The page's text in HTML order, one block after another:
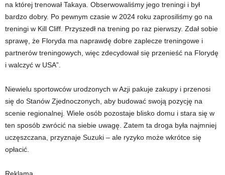
na której trenował Takaya. Obserwowaliśmy jego treningi i był
bardzo dobry. Po pewnym czasie w 2024 roku zaprosiliśmy go na
treningi w Kill Cliff. Przyszedł na trening po raz pierwszy. Zdał sobie
sprawę, że Floryda ma naprawdę dobre zaplecze treningowe i
partnerów treningowych, więc zdecydował się przenieść na Florydę
i walczyć w USA”.
Niewielu sportowców urodzonych w Azji pakuje zakupy i przenosi
się do Stanów Zjednoczonych, aby budować swoją pozycję na
scenie regionalnej. Wiele osób pozostaje blisko domu i stara się w
ten sposób zwrócić na siebie uwagę. Zatem ta droga była najmniej
uczęszczana, przyznaje Suzuki – ale ryzyko może wkrótce się
opłacić.